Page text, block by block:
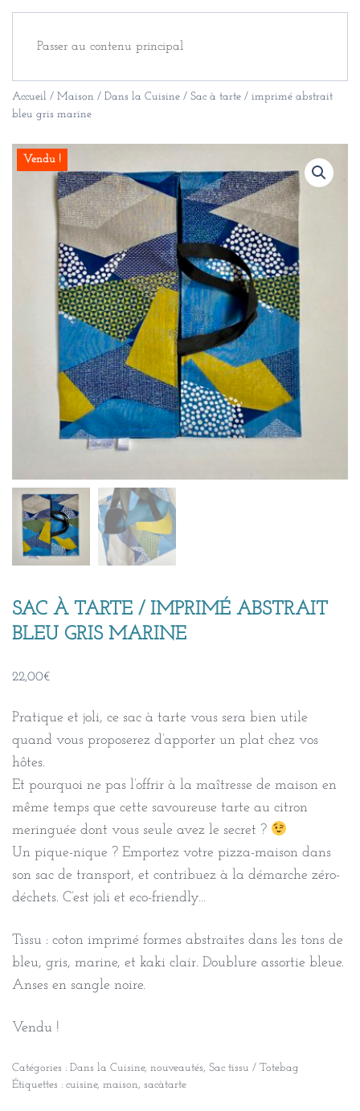
Passer au contenu principal
Accueil / Maison / Dans la Cuisine / Sac à tarte / imprimé abstrait
bleu gris marine
Vendu !
SAC À TARTE / IMPRIMÉ ABSTRAIT
BLEU GRIS MARINE
22,00€
Pratique et joli, ce sac à tarte vous sera bien utile
quand vous proposerez d’apporter un plat chez vos
hôtes.
Et pourquoi ne pas l’offrir à la maîtresse de maison en
même temps que cette savoureuse tarte au citron
meringuée dont vous seule avez le secret ?
Un pique-nique ? Emportez votre pizza-maison dans
son sac de transport, et contribuez à la démarche zéro-
déchets. C’est joli et eco-friendly…
Tissu : coton imprimé formes abstraites dans les tons de
bleu, gris, marine, et kaki clair. Doublure assortie bleue.
Anses en sangle noire.
Vendu !
Catégories : Dans la Cuisine, nouveautés, Sac tissu / Totebag
Étiquettes : cuisine, maison, sacàtarte